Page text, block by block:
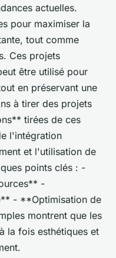
actuelles.
pour maximiser la
tout comme
Ces projets
être utilisé pour
en préservant une
à tirer des projets
tirées de ces
l'intégration
et l'utilisation de
points clés : -
-
- **Optimisation de
montrent que les
la fois esthétiques et